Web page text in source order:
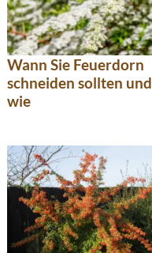
Wann Sie Feuerdorn
schneiden sollten und
wie